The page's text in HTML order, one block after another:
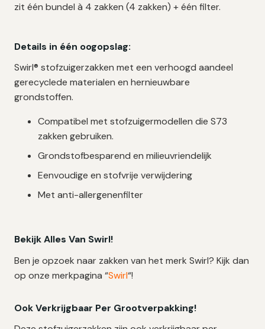
zit één bundel à 4 zakken (4 zakken) + één filter.
Details in één oogopslag:
Swirl® stofzuigerzakken met een verhoogd aandeel
gerecyclede materialen en hernieuwbare
grondstoffen.
Compatibel met stofzuigermodellen die S73
zakken gebruiken.
Grondstofbesparend en milieuvriendelijk
Eenvoudige en stofvrije verwijdering
Met anti-allergenenfilter
Bekijk Alles Van Swirl!
Ben je opzoek naar zakken van het merk Swirl? Kijk dan
op onze merkpagina “Swirl“!
Ook Verkrijgbaar Per Grootverpakking!